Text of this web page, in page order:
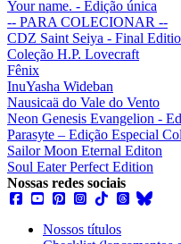
Your name. - Edição única
-- PARA COLECIONAR --
CDZ Saint Seiya - Final
Coleção H.P. Lovecraft
Fênix
InuYasha Wideban
Nausicaä do Vale do Vento
Neon Genesis Evangelion -
Parasyte – Edição Especial
Sailor Moon Eternal Editon
Soul Eater Perfect Edition
Nossas redes sociais
Nossos títulos